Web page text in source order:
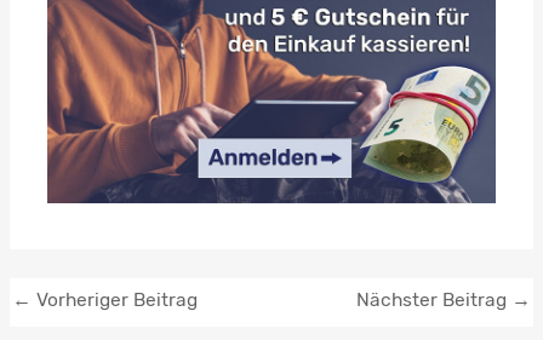
← Vorheriger Beitrag Nächster Beitrag →